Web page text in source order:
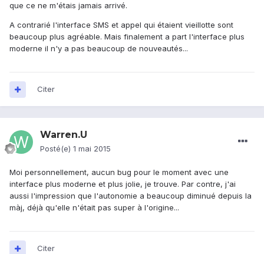
que ce ne m'étais jamais arrivé.
A contrarié l'interface SMS et appel qui étaient vieillotte sont
beaucoup plus agréable. Mais finalement a part l'interface plus
moderne il n'y a pas beaucoup de nouveautés...
Citer
Warren.U
Posté(e) 1 mai 2015
Moi personnellement, aucun bug pour le moment avec une
interface plus moderne et plus jolie, je trouve. Par contre, j'ai
aussi l'impression que l'autonomie a beaucoup diminué depuis la
màj, déjà qu'elle n'était pas super à l'origine...
Citer